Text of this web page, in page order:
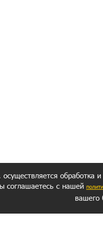
обработка
соглашаетесь с нашей
вашего